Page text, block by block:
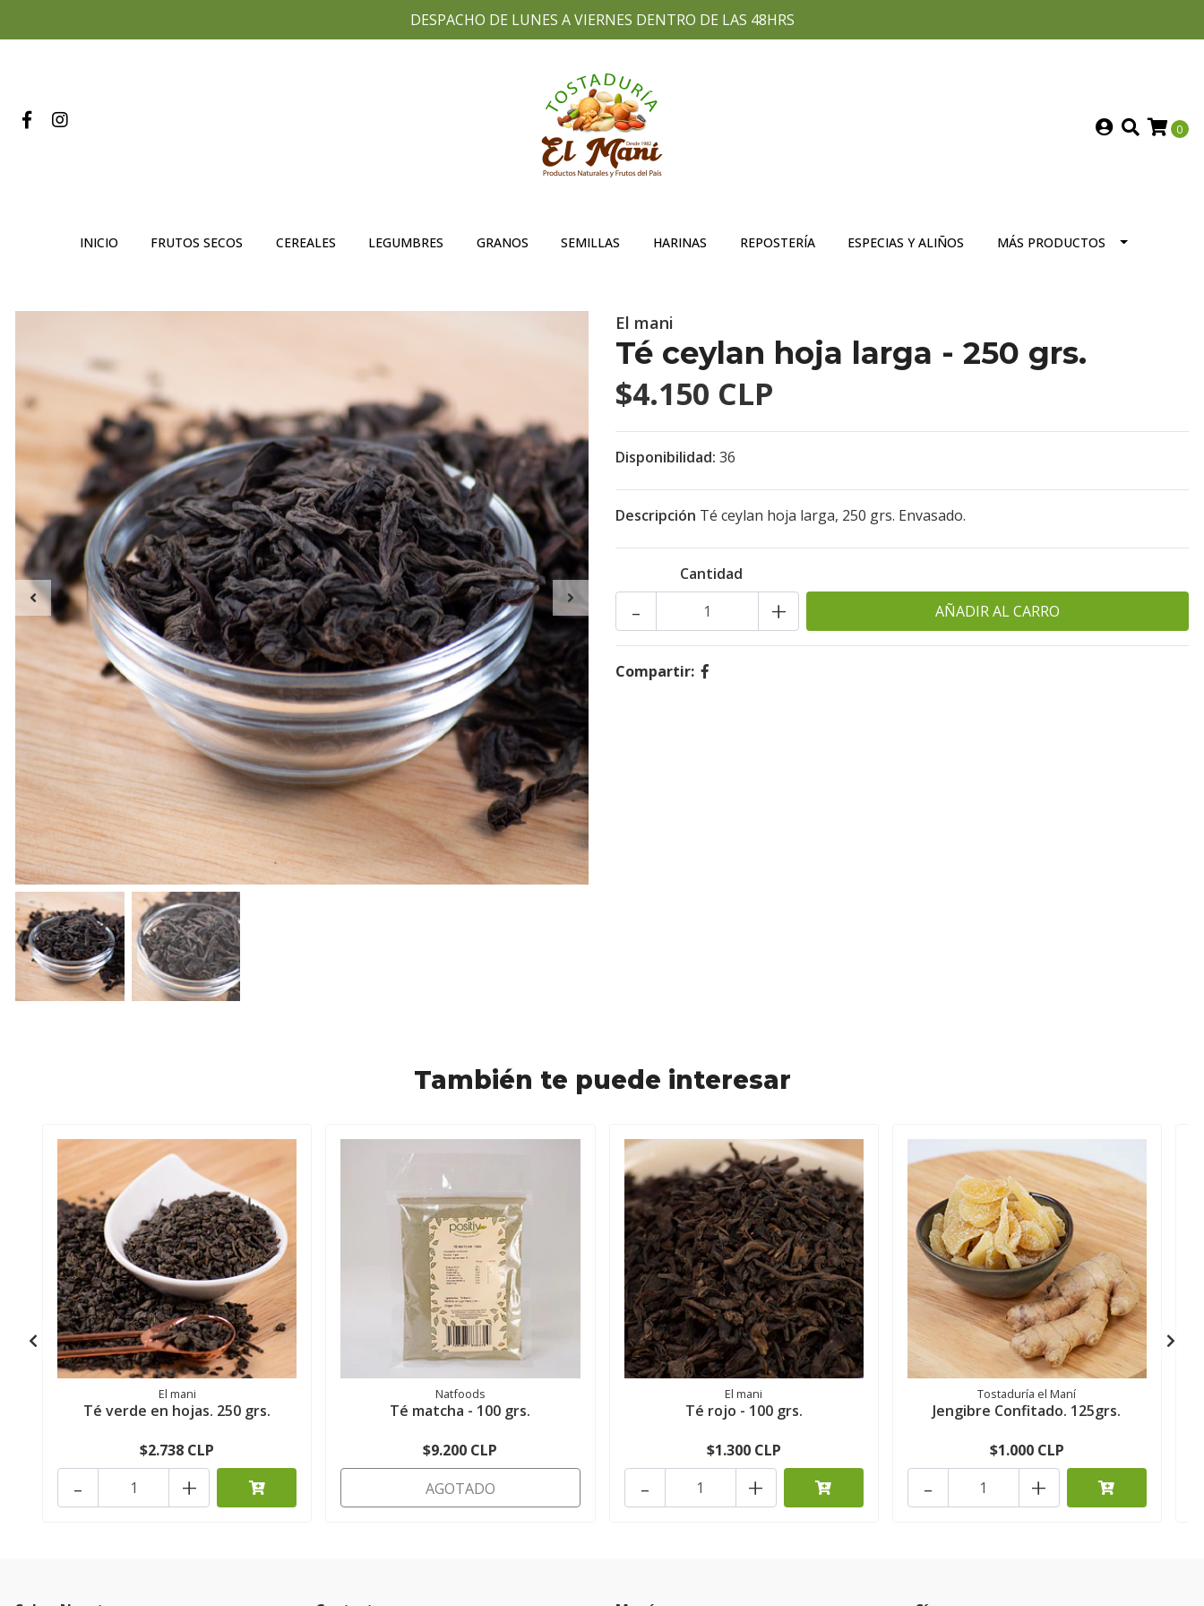
DESPACHO DE LUNES A VIERNES DENTRO DE LAS 48HRS
0
INICIO FRUTOS SECOS CEREALES LEGUMBRES GRANOS SEMILLAS HARINAS REPOSTERÍA ESPECIAS Y ALIÑOS MÁS PRODUCTOS
El mani
Té ceylan hoja larga - 250 grs.
$4.150 CLP
Disponibilidad: 36
Descripción Té ceylan hoja larga, 250 grs. Envasado.
Cantidad
+
-
Compartir:
También te puede interesar
El mani
Té verde en hojas. 250 grs.
$2.738 CLP
+
-
Natfoods
Té matcha - 100 grs.
$9.200 CLP
AGOTADO
El mani
Té rojo - 100 grs.
$1.300 CLP
+
-
Tostaduría el Maní
Jengibre Confitado. 125grs.
$1.000 CLP
+
-